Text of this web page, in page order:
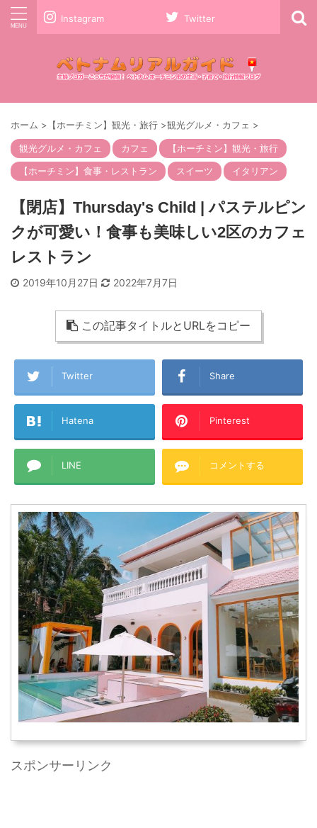
Instagram Twitter
ホーム > 【ホーチミン】観光・旅行 >観光グルメ・カフェ >
観光グルメ・カフェ カフェ
【ホーチミン】観光・旅行
【ホーチミン】食事・レストラン
スイーツ イタリアン
【閉店】Thursday's Child | パステルピン
クが可愛い！食事も美味しい2区のカフェ
レストラン
2019年10月27日 2022年7月7日
この記事タイトルとURLをコピー
Twitter Share
Hatena Pinterest
LINE コメントする
スポンサーリンク